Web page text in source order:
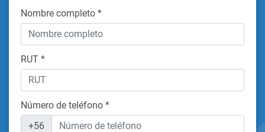
Nombre completo *
RUT *
Número de teléfono *
+56